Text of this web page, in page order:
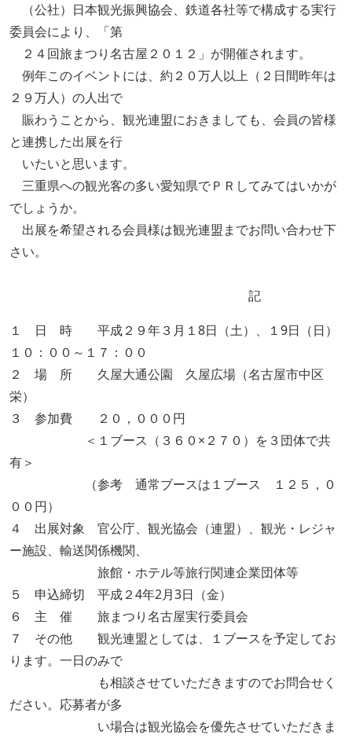
（公社）日本観光振興協会、鉄道各社等で構成する実行
委員会により、「第
２４回旅まつり名古屋２０１２」が開催されます。
例年このイベントには、約２０万人以上（２日間昨年は
２９万人）の人出で
賑わうことから、観光連盟におきましても、会員の皆様
と連携した出展を行
いたいと思います。
三重県への観光客の多い愛知県でＰＲしてみてはいかが
でしょうか。
出展を希望される会員様は観光連盟までお問い合わせ下
さい。
記
１ 日 時 平成２９年３月１8日（土）、１9日（日）
１０：００～１７：００
２ 場 所 久屋大通公園 久屋広場（名古屋市中区
栄）
３ 参加費 ２０，０００円
＜１ブース（３６０×２７０）を３団体で共
有＞
（参考 通常ブースは１ブース １２５，０
００円）
４ 出展対象 官公庁、観光協会（連盟）、観光・レジャ
ー施設、輸送関係機関、
旅館・ホテル等旅行関連企業団体等
５ 申込締切 平成２4年2月3日（金）
６ 主 催 旅まつり名古屋実行委員会
７ その他 観光連盟としては、１ブースを予定してお
ります。一日のみで
も相談させていただきますのでお問合せく
ださい。応募者が多
い場合は観光協会を優先させていただきま